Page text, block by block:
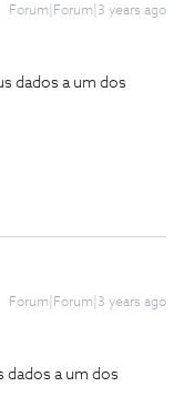
Forum|Forum|3 years ago
dados a um dos
Forum|Forum|3 years ago
dados a um dos